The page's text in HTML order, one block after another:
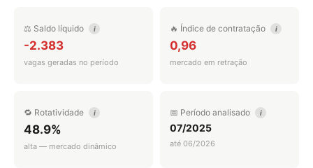
⚖️ Saldo líquido i
-2.383
vagas geradas no período
🔥 Índice de contratação i
0,96
mercado em retração
🔁 Rotatividade i
48.9%
alta — mercado dinâmico
📅 Período analisado i
07/2025
até 06/2026